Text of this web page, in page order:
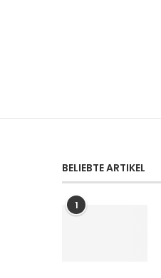
BELIEBTE ARTIKEL
1